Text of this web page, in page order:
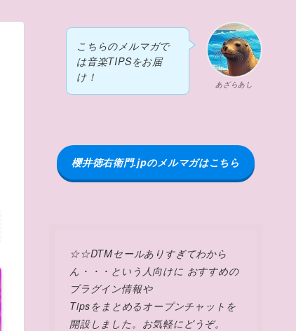
あざらあし
こちらのメルマガで
は音楽TIPSをお届
け！
櫻井徳右衛門.jpのメルマガはこちら
☆☆DTMセールありすぎてわから
ん・・・という人向けに おすすめの
プラグイン情報や
Tipsをまとめるオープンチャットを
開設しました。お気軽にどうぞ。